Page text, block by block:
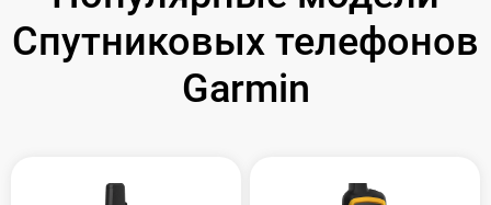
Спутниковых телефонов
Garmin